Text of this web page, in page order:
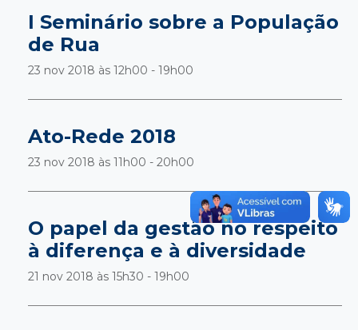
I Seminário sobre a População
de Rua
23 nov 2018 às 12h00 - 19h00
Ato-Rede 2018
23 nov 2018 às 11h00 - 20h00
O papel da gestão no respeito
à diferença e à diversidade
21 nov 2018 às 15h30 - 19h00